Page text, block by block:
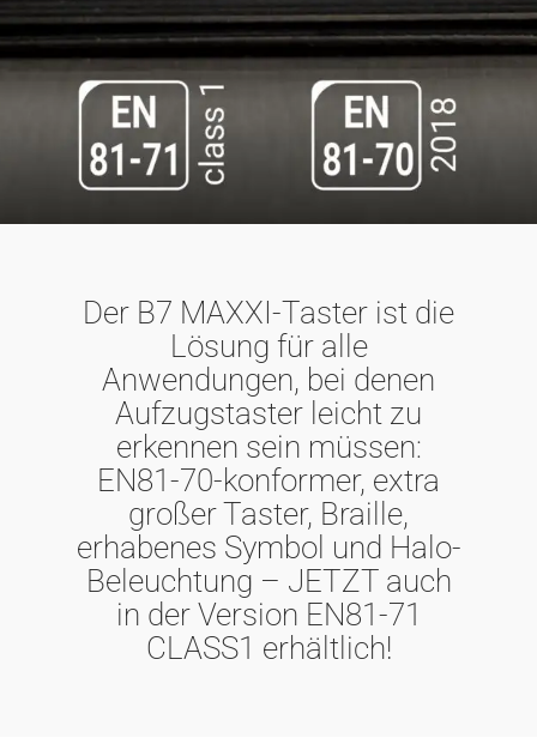
Der B7 MAXXI-Taster ist die
Lösung für alle
Anwendungen, bei denen
Aufzugstaster leicht zu
erkennen sein müssen:
EN81-70-konformer, extra
großer Taster, Braille,
erhabenes Symbol und Halo-
Beleuchtung – JETZT auch
in der Version EN81-71
CLASS1 erhältlich!